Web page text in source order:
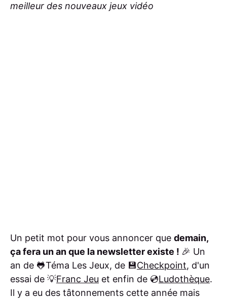
meilleur des nouveaux jeux vidéo
Un petit mot pour vous annoncer que demain,
ça fera un an que la newsletter existe ! 🎉 Un
an de 🐸Téma Les Jeux, de 💾Checkpoint, d'un
essai de 💡Franc Jeu et enfin de 💿Ludothèque.
Il y a eu des tâtonnements cette année mais